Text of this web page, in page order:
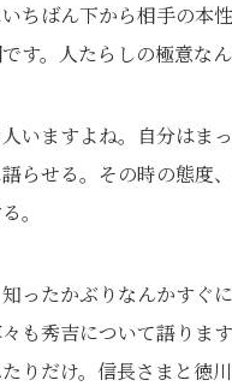
ちばん下から相手の本
す。人たらしの極意なん
いますよね。自分はま
らせる。その時の態度
。
ったかぶりなんかすぐ
も秀吉について語りま
りだけ。信長さまと徳